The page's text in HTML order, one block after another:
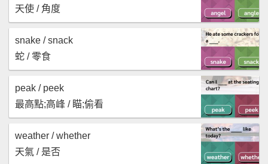
天使 / 角度
snake / snack
蛇 / 零食
peak / peek
最高點;高峰 / 瞄;偷看
weather / whether
天氣 / 是否